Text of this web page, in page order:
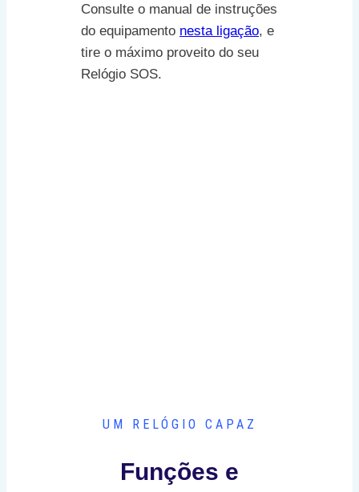
Consulte o manual de instruções
do equipamento nesta ligação, e
tire o máximo proveito do seu
Relógio SOS.
UM RELÓGIO CAPAZ
Funções e